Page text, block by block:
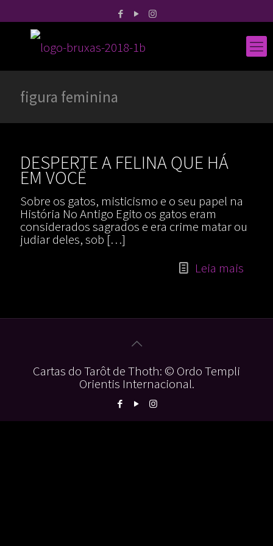
figura feminina
DESPERTE A FELINA QUE HÁ
EM VOCÊ
Sobre os gatos, misticismo e o seu papel na
História No Antigo Egito os gatos eram
considerados sagrados e era crime matar ou
judiar deles, sob […]
Leia mais
Cartas do Tarôt de Thoth: © Ordo Templi
Orientis Internacional.